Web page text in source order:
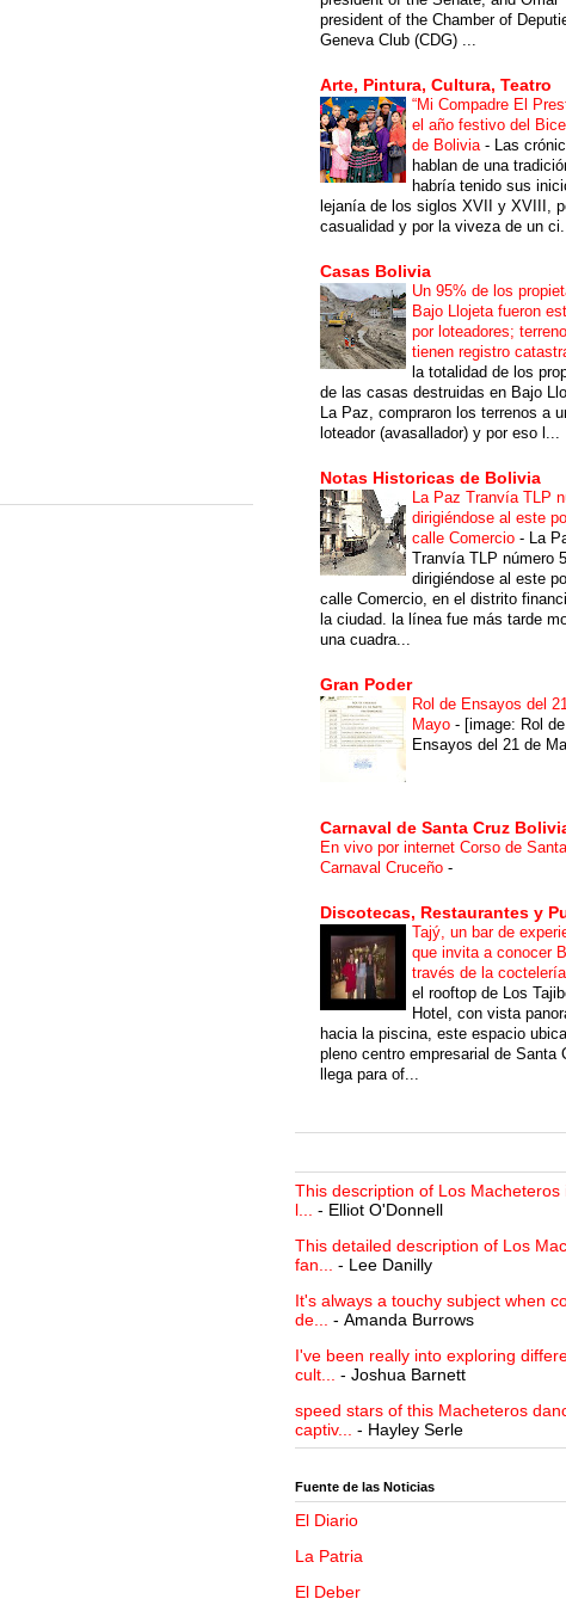
president of the Chamber of
Geneva Club (CDG) ...
Arte, Pintura, Cultura, Teatro
“Mi Compadre El
el año festivo del
de Bolivia - Las
hablan de una
habría tenido sus
lejanía de los siglos XVII y XVIII,
casualidad y por la viveza de un
Casas Bolivia
Un 95% de los
Bajo Llojeta fueron
por loteadores;
tienen registro
la totalidad de los
de las casas destruidas en Bajo
La Paz, compraron los terrenos a
loteador (avasallador) y por eso l...
Notas Historicas de Bolivia
La Paz Tranvía TLP
dirigiéndose al este
calle Comercio - La
Tranvía TLP número 5
dirigiéndose al este
calle Comercio, en el distrito
la ciudad. la línea fue más tarde
una cuadra...
Gran Poder
Rol de Ensayos del
Mayo - [image: Rol de
Ensayos del 21 de
Carnaval de Santa Cruz
En vivo por internet Corso de
Carnaval Cruceño -
Discotecas, Restaurantes y
Tajý, un bar de
que invita a conocer
través de la
el rooftop de Los
Hotel, con vista
hacia la piscina, este espacio
pleno centro empresarial de Santa
llega para of...
This description of Los Macheteros
l...
- Elliot O'Donnell
This detailed description of Los
fan...
- Lee Danilly
It's always a touchy subject when
de...
- Amanda Burrows
I've been really into exploring
cult...
- Joshua Barnett
speed stars of this Macheteros
captiv...
- Hayley Serle
Fuente de las Noticias
El Diario
La Patria
El Deber